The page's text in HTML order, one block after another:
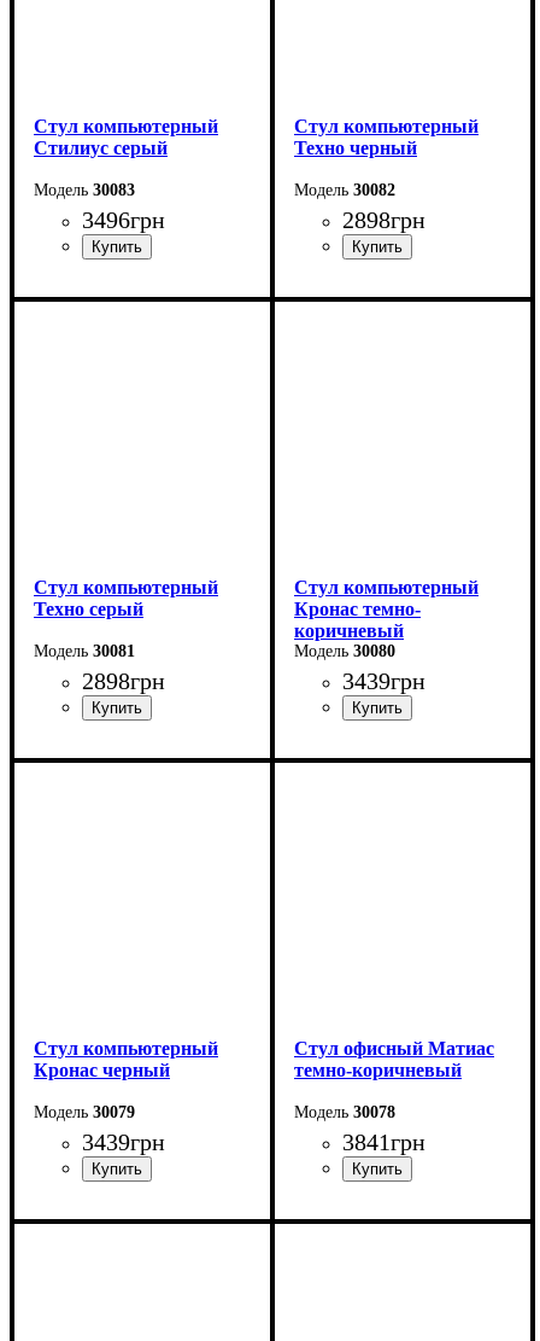
Стул компьютерный
Стилиус серый
30083
3496грн
Стул компьютерный
Техно черный
30082
2898грн
Стул компьютерный
Техно серый
30081
2898грн
Стул компьютерный
Кронас темно-
коричневый
30080
3439грн
Стул компьютерный
Кронас черный
30079
3439грн
Стул офисный Матиас
темно-коричневый
30078
3841грн